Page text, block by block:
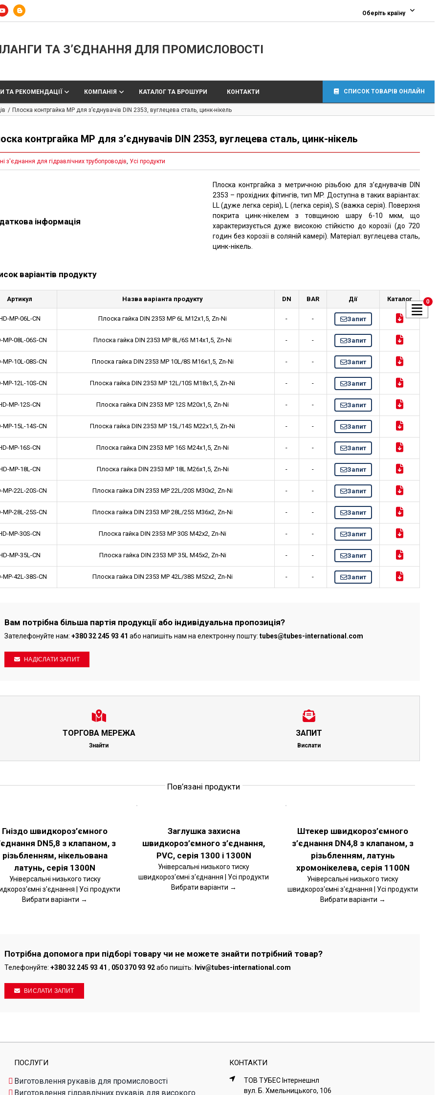
Оберіть країну
ТА З’ЄДНАННЯ ДЛЯ ПРОМИСЛОВОСТІ
ТА РЕКОМЕНДАЦІЇ КОМПАНІЯ КАТАЛОГ ТА БРОШУРИ КОНТАКТИ СПИСОК ТОВАРІВ ОНЛАЙН
Плоска контргайка MP для з’єднувачів DIN 2353, вуглецева сталь, цинк-нікель
контргайка MP для з’єднувачів DIN 2353, вуглецева сталь, цинк-нікель
з'єднання для гідравлічних трубопроводів, Усі продукти
інформація
Плоска контргайка з метричною різьбою для з’єднувачів DIN
2353 – прохідних фітингів, тип MP. Доступна в таких варіантах:
LL (дуже легка серія), L (легка серія), S (важка серія). Поверхня
покрита цинк-нікелем з товщиною шару 6-10 мкм, що
характеризується дуже високою стійкістю до корозії (до 720
годин без корозії в соляній камері). Матеріал: вуглецева сталь,
цинк-нікель.
варіантів продукту
Артикул Назва варіанта продукту DN BAR Дії Каталог
MP-06L-CN Плоска гайка DIN 2353 MP 6L M12x1,5, Zn-Ni - - Запит
MP-08L-06S-CN Плоска гайка DIN 2353 MP 8L/6S M14x1,5, Zn-Ni - - Запит
MP-10L-08S-CN Плоска гайка DIN 2353 MP 10L/8S M16x1,5, Zn-Ni - - Запит
MP-12L-10S-CN Плоска гайка DIN 2353 MP 12L/10S M18x1,5, Zn-Ni - - Запит
MP-12S-CN Плоска гайка DIN 2353 MP 12S M20x1,5, Zn-Ni - - Запит
MP-15L-14S-CN Плоска гайка DIN 2353 MP 15L/14S M22x1,5, Zn-Ni - - Запит
MP-16S-CN Плоска гайка DIN 2353 MP 16S M24x1,5, Zn-Ni - - Запит
MP-18L-CN Плоска гайка DIN 2353 MP 18L M26x1,5, Zn-Ni - - Запит
MP-22L-20S-CN Плоска гайка DIN 2353 MP 22L/20S M30x2, Zn-Ni - - Запит
MP-28L-25S-CN Плоска гайка DIN 2353 MP 28L/25S M36x2, Zn-Ni - - Запит
MP-30S-CN Плоска гайка DIN 2353 MP 30S M42x2, Zn-Ni - - Запит
MP-35L-CN Плоска гайка DIN 2353 MP 35L M45x2, Zn-Ni - - Запит
MP-42L-38S-CN Плоска гайка DIN 2353 MP 42L/38S M52x2, Zn-Ni - - Запит
Вам потрібна більша партія продукції або індивідуальна пропозиція?
Зателефонуйте нам: +380 32 245 93 41 або напишіть нам на електронну пошту: tubes@tubes-international.com
НАДІСЛАТИ ЗАПИТ
ТОРГОВА МЕРЕЖА
Знайти
ЗАПИТ
Вислати
Пов’язані продукти
Гніздо швидкороз’ємного
DN5,8 з клапаном, з
різьбленням, нікельована
латунь, серія 1300N
Універсальні низького тиску
з'єднання | Усі продукти
Вибрати варіанти →
КІЛЬКА
ВАРІАНТІВ.
ПАРАМЕТРИ
МОЖНА
ВИБРАТИ
НА
Заглушка захисна
швидкороз’ємного з’єднання,
PVC, серія 1300 і 1300N
Універсальні низького тиску
швидкороз'ємні з'єднання | Усі продукти
Вибрати варіанти →
ТОВАР
МАЄ
КІЛЬКА
ВАРІАНТІВ.
ПАРАМЕТРИ
МОЖНА
ВИБРАТИ
СТОРІНЦІ
Штекер швидкороз’ємного
з’єднання DN4,8 з клапаном, з
різьбленням, латунь
хромонікелева, серія 1100N
Універсальні низького тиску
швидкороз'ємні з'єднання | Усі продукти
Вибрати варіанти →
Потрібна допомога при підборі товару чи не можете знайти потрібний товар?
Телефонуйте: +380 32 245 93 41 , 050 370 93 92або пишіть: lviv@tubes-international.com
ВИСЛАТИ ЗАПИТ
ПОСЛУГИ КОНТАКТИ
Виготовлення рукавів для промисловості
Виготовлення гідравлічних рукавів для високого
ТОВ ТУБЕС Iнтернешнл
вул. Б. Хмельницького, 106
0